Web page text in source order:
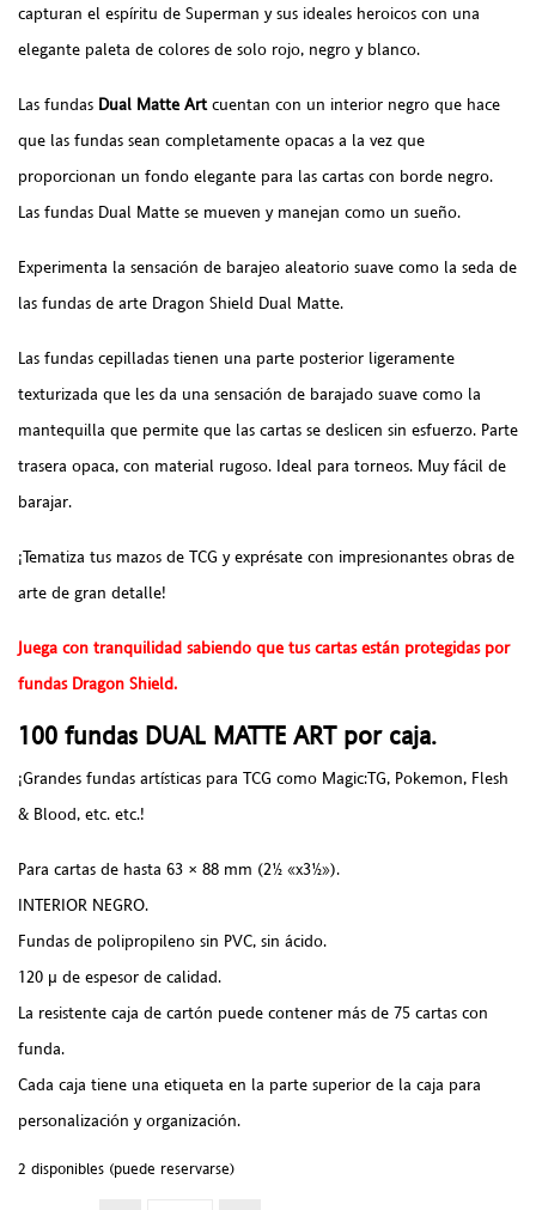
capturan el espíritu de Superman y sus ideales heroicos con una
elegante paleta de colores de solo rojo, negro y blanco.
Las fundas Dual Matte Artcuentan con un interior negro que hace
que las fundas sean completamente opacas a la vez que
proporcionan un fondo elegante para las cartas con borde negro.
Las fundas Dual Matte se mueven y manejan como un sueño.
Experimenta la sensación de barajeo aleatorio suave como la seda de
las fundas de arte Dragon Shield Dual Matte.
Las fundas cepilladas tienen una parte posterior ligeramente
texturizada que les da una sensación de barajado suave como la
mantequilla que permite que las cartas se deslicen sin esfuerzo. Parte
trasera opaca, con material rugoso. Ideal para torneos. Muy fácil de
barajar.
¡Tematiza tus mazos de TCG y exprésate con impresionantes obras de
arte de gran detalle!
Juega con tranquilidad sabiendo que tus cartas están protegidas por
fundas Dragon Shield.
100 fundas DUAL MATTE ART por caja.
¡Grandes fundas artísticas para TCG como Magic:TG, Pokemon, Flesh
& Blood, etc. etc.!
Para cartas de hasta 63 × 88 mm (2½ «x3½»).
INTERIOR NEGRO.
Fundas de polipropileno sin PVC, sin ácido.
120 μ de espesor de calidad.
La resistente caja de cartón puede contener más de 75 cartas con
funda.
Cada caja tiene una etiqueta en la parte superior de la caja para
personalización y organización.
2 disponibles (puede reservarse)